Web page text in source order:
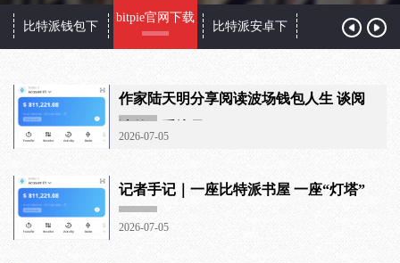
比特派钱包下
bitpie官网下载
比特派安卓下
作家陆天明分享阅读波场钱包人生 谈阅
2026-07-05
记者手记｜一座比特派书屋 一座“灯塔”
2026-07-05